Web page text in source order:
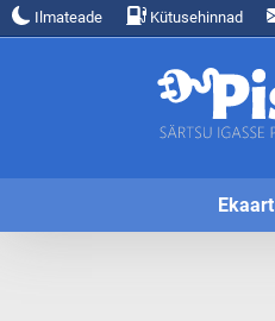
Ilmateade Kütusehinnad
Ekaart